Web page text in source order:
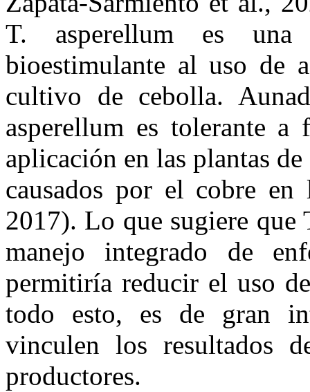
T. asperellum es
bioestimulante al uso de
cultivo de cebolla.
asperellum es tolerante
aplicación en las plantas
causados por el cobre en
2017). Lo que sugiere que
manejo integrado de
permitiría reducir el uso
todo esto, es de gran
vinculen los resultados
productores.